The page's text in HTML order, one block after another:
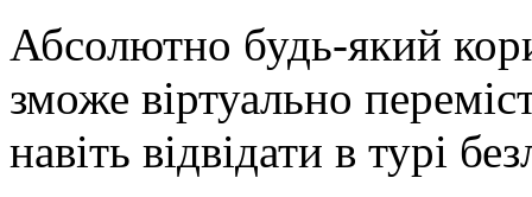
Абсолютно будь-який
зможе віртуально
навіть відвідати в турі